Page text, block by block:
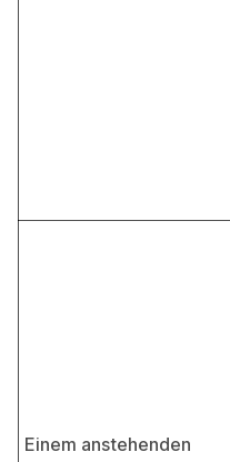
Einem anstehenden